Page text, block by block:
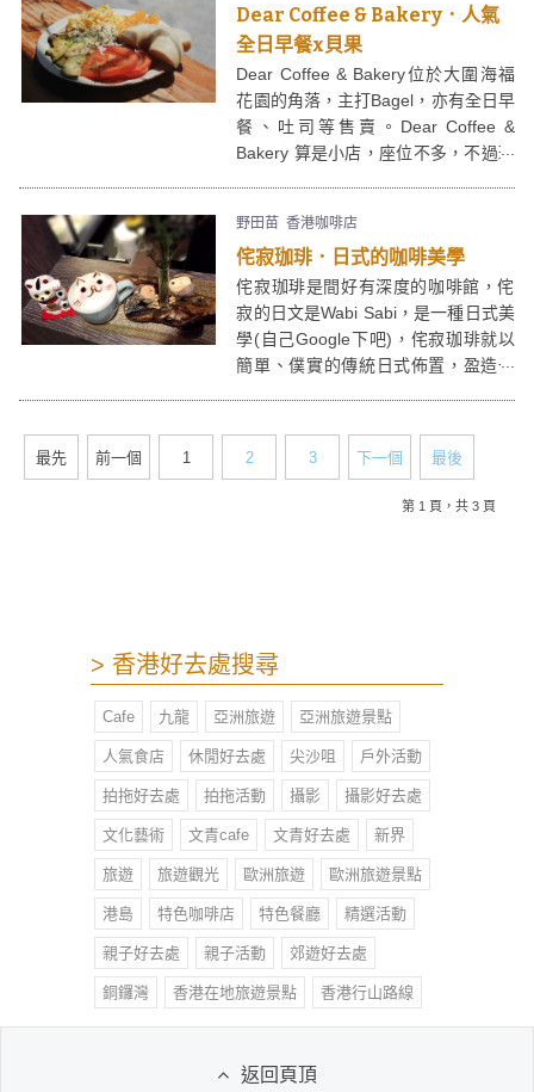
Dear Coffee & Bakery．人氣
全日早餐x貝果
Dear Coffee & Bakery位於大圍海福
花園的角落，主打Bagel，亦有全日早
餐、吐司等售賣。Dear Coffee &
Bakery 算是小店，座位不多，不過環
野田苗 香港咖啡店
侘寂珈琲．日式的咖啡美學
侘寂珈琲是間好有深度的咖啡館，侘
寂的日文是Wabi Sabi，是一種日式美
學(自己Google下吧)，侘寂珈琲就以
簡單、僕實的傳統日式佈置，盈造一
最先 前一個 1 2 3 下一個 最後
第 1 頁，共 3 頁
> 香港好去處搜尋
Cafe 九龍 亞洲旅遊 亞洲旅遊景點
人氣食店 休閒好去處 尖沙咀 戶外活動
拍拖好去處 拍拖活動 攝影 攝影好去處
文化藝術 文青cafe 文青好去處 新界
旅遊 旅遊觀光 歐洲旅遊 歐洲旅遊景點
港島 特色咖啡店 特色餐廳 精選活動
親子好去處 親子活動 郊遊好去處
銅鑼灣 香港在地旅遊景點 香港行山路線
返回頁頂